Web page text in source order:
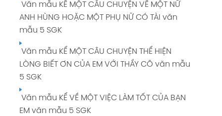
Văn mẫu KỂ MỘT CÂU CHUYỆN VỀ MỘT NỮ
ANH HÙNG HOẶC MỘT PHỤ NỮ CÓ TÀI văn
mẫu 5 SGK
Văn mẫu KỂ MỘT CÂU CHUYỆN THỂ HIỆN
LÒNG BIẾT ƠN CỦA EM VỚI THẦY CÔ văn mẫu
5 SGK
Văn mẫu KỂ VỀ MỘT VIỆC LÀM TỐT CỦA BẠN
EM văn mẫu 5 SGK